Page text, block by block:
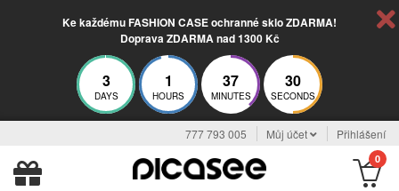
Ke každému FASHION CASE ochranné sklo ZDARMA!
Doprava ZDARMA nad 1300 Kč
3
DAYS
1
HOURS
37
MINUTES
29
SECONDS
777 793 005 Můj účet Přihlášení
0